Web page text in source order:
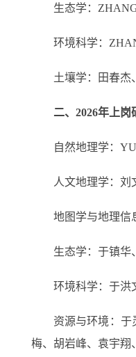
生态学：
环境科学：
土壤学：田春杰、
二、2026年上
自然地理学：
人文地理学：刘
地图学与地理信息
生态学：于镇华、
环境科学：于洪文
资源与环境：于灵
梅、胡岩峰、袁宇翔